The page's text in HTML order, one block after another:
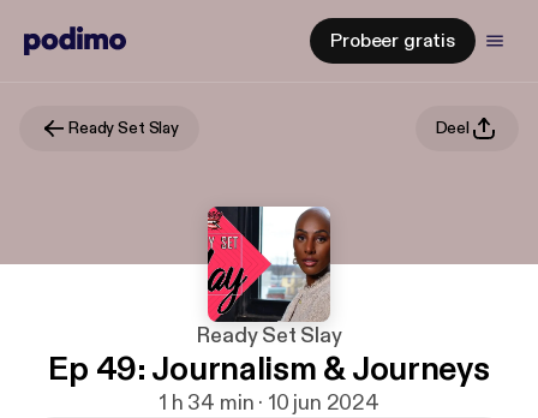
Probeer gratis
Ready Set Slay Deel
Ready Set Slay
Ep 49: Journalism & Journeys
1 h 34 min · 10 jun 2024